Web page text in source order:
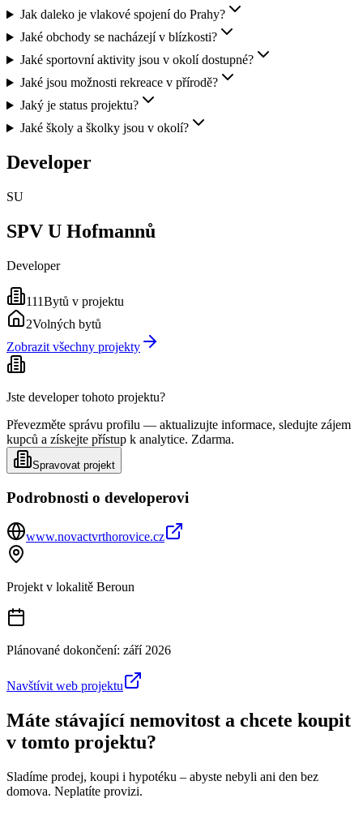
Jak daleko je vlakové spojení do Prahy?
Jaké obchody se nacházejí v blízkosti?
Jaké sportovní aktivity jsou v okolí dostupné?
Jaké jsou možnosti rekreace v přírodě?
Jaký je status projektu?
Jaké školy a školky jsou v okolí?
Developer
SU
SPV U Hofmannů
Developer
111Bytů v projektu
2Volných bytů
Zobrazit všechny projekty
Jste developer tohoto projektu?
Převezměte správu profilu — aktualizujte informace, sledujte zájem
kupců a získejte přístup k analytice. Zdarma.
Spravovat projekt
Podrobnosti o developerovi
www.novactvrthorovice.cz
Projekt v lokalitě Beroun
Plánované dokončení: září 2026
Navštívit web projektu
Máte stávající nemovitost a chcete koupit
v tomto projektu?
Sladíme prodej, koupi i hypotéku – abyste nebyli ani den bez
domova. Neplatíte provizi.